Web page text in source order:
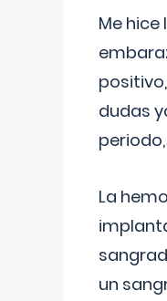
Me hice
dudas
La
un